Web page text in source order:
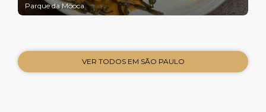
Parque da Mooca
VER TODOS EM SÃO PAULO